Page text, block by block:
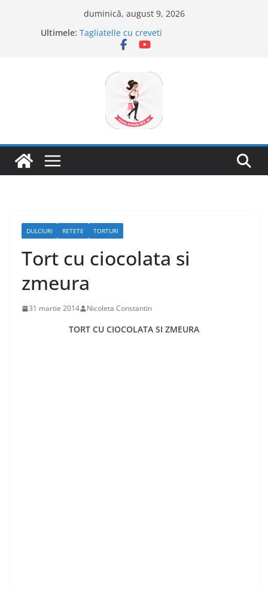
duminică, august 9, 2026
Ultimele: Tagliatelle cu creveti
Clafoutis cu cirese
Scovergi pufoase
DULCIURI RETETE TORTURI
Tort cu ciocolata si
zmeura
31 martie 2014 Nicoleta Constantin
TORT CU CIOCOLATA SI ZMEURA